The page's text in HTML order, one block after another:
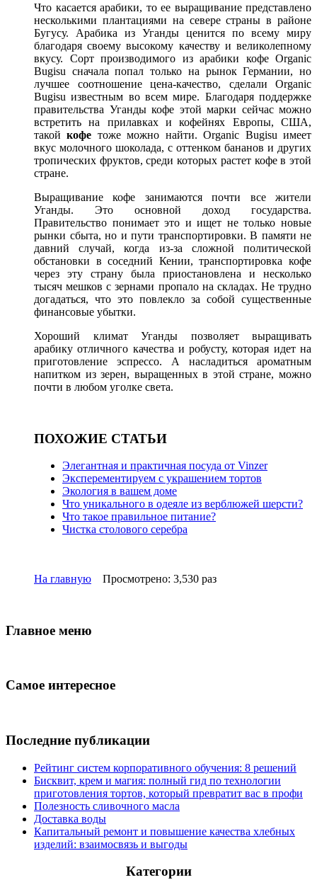
Что касается арабики, то ее выращивание представлено
несколькими плантациями на севере страны в районе
Бугусу. Арабика из Уганды ценится по всему миру
благодаря своему высокому качеству и великолепному
вкусу. Сорт производимого из арабики кофе Organic
Bugisu сначала попал только на рынок Германии, но
лучшее соотношение цена-качество, сделали Organic
Bugisu известным во всем мире. Благодаря поддержке
правительства Уганды кофе этой марки сейчас можно
встретить на прилавках и кофейнях Европы, США,
такойкофе тоже можно найти. Organic Bugisu имеет
вкус молочного шоколада, с оттенком бананов и других
тропических фруктов, среди которых растет кофе в этой
стране.
Выращивание кофе занимаются почти все жители
Уганды. Это основной доход государства.
Правительство понимает это и ищет не только новые
рынки сбыта, но и пути транспортировки. В памяти не
давний случай, когда из-за сложной политической
обстановки в соседний Кении, транспортировка кофе
через эту страну была приостановлена и несколько
тысяч мешков с зернами пропало на складах. Не трудно
догадаться, что это повлекло за собой существенные
финансовые убытки.
Хороший климат Уганды позволяет выращивать
арабику отличного качества и робусту, которая идет на
приготовление эспрессо. А насладиться ароматным
напитком из зерен, выращенных в этой стране, можно
почти в любом уголке света.
ПОХОЖИЕ СТАТЬИ
Элегантная и практичная посуда от Vinzer
Эксперементируем с украшением тортов
Экология в вашем доме
Что уникального в одеяле из верблюжей шерсти?
Что такое правильное питание?
Чистка столового серебра
На главную Просмотрено: 3,530 раз
Главное меню
Самое интересное
Последние публикации
Рейтинг систем корпоративного обучения: 8 решений
Бисквит, крем и магия: полный гид по технологии
приготовления тортов, который превратит вас в профи
Полезность сливочного масла
Доставка воды
Капитальный ремонт и повышение качества хлебных
изделий: взаимосвязь и выгоды
Категории